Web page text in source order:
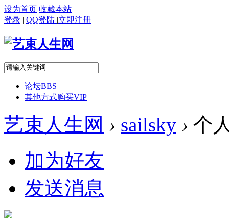
设为首页 收藏本站
登录 | QQ登陆 |立即注册
论坛BBS
其他方式购买VIP
艺束人生网 › sailsky › 个
加为好友
发送消息